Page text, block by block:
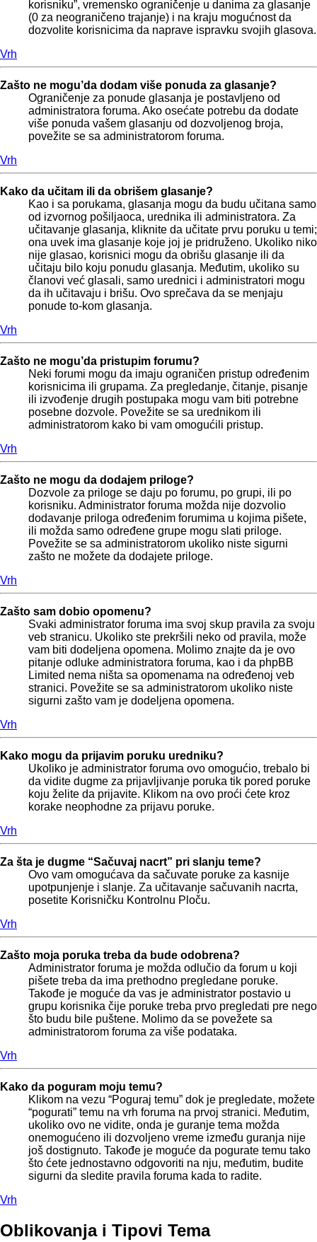
korisniku”, vremensko ograničenje u danima za glasanje
(0 za neograničeno trajanje) i na kraju mogućnost da
dozvolite korisnicima da naprave ispravku svojih glasova.
Vrh
Zašto ne mogu’da dodam više ponuda za glasanje?
Ograničenje za ponude glasanja je postavljeno od
administratora foruma. Ako osećate potrebu da dodate
više ponuda vašem glasanju od dozvoljenog broja,
povežite se sa administratorom foruma.
Vrh
Kako da učitam ili da obrišem glasanje?
Kao i sa porukama, glasanja mogu da budu učitana samo
od izvornog pošiljaoca, urednika ili administratora. Za
učitavanje glasanja, kliknite da učitate prvu poruku u temi;
ona uvek ima glasanje koje joj je pridruženo. Ukoliko niko
nije glasao, korisnici mogu da obrišu glasanje ili da
učitaju bilo koju ponudu glasanja. Međutim, ukoliko su
članovi već glasali, samo urednici i administratori mogu
da ih učitavaju i brišu. Ovo sprečava da se menjaju
ponude to-kom glasanja.
Vrh
Zašto ne mogu’da pristupim forumu?
Neki forumi mogu da imaju ograničen pristup određenim
korisnicima ili grupama. Za pregledanje, čitanje, pisanje
ili izvođenje drugih postupaka mogu vam biti potrebne
posebne dozvole. Povežite se sa urednikom ili
administratorom kako bi vam omogućili pristup.
Vrh
Zašto ne mogu da dodajem priloge?
Dozvole za priloge se daju po forumu, po grupi, ili po
korisniku. Administrator foruma možda nije dozvolio
dodavanje priloga određenim forumima u kojima pišete,
ili možda samo određene grupe mogu slati priloge.
Povežite se sa administratorom ukoliko niste sigurni
zašto ne možete da dodajete priloge.
Vrh
Zašto sam dobio opomenu?
Svaki administrator foruma ima svoj skup pravila za svoju
veb stranicu. Ukoliko ste prekršili neko od pravila, može
vam biti dodeljena opomena. Molimo znajte da je ovo
pitanje odluke administratora foruma, kao i da phpBB
Limited nema ništa sa opomenama na određenoj veb
stranici. Povežite se sa administratorom ukoliko niste
sigurni zašto vam je dodeljena opomena.
Vrh
Kako mogu da prijavim poruku uredniku?
Ukoliko je administrator foruma ovo omogućio, trebalo bi
da vidite dugme za prijavljivanje poruka tik pored poruke
koju želite da prijavite. Klikom na ovo proći ćete kroz
korake neophodne za prijavu poruke.
Vrh
Za šta je dugme “Sačuvaj nacrt” pri slanju teme?
Ovo vam omogućava da sačuvate poruke za kasnije
upotpunjenje i slanje. Za učitavanje sačuvanih nacrta,
posetite Korisničku Kontrolnu Ploču.
Vrh
Zašto moja poruka treba da bude odobrena?
Administrator foruma je možda odlučio da forum u koji
pišete treba da ima prethodno pregledane poruke.
Takođe je moguće da vas je administrator postavio u
grupu korisnika čije poruke treba prvo pregledati pre nego
što budu bile puštene. Molimo da se povežete sa
administratorom foruma za više podataka.
Vrh
Kako da poguram moju temu?
Klikom na vezu “Poguraj temu” dok je pregledate, možete
“pogurati” temu na vrh foruma na prvoj stranici. Međutim,
ukoliko ovo ne vidite, onda je guranje tema možda
onemogućeno ili dozvoljeno vreme između guranja nije
još dostignuto. Takođe je moguće da pogurate temu tako
što ćete jednostavno odgovoriti na nju, međutim, budite
sigurni da sledite pravila foruma kada to radite.
Vrh
Oblikovanja i Tipovi Tema